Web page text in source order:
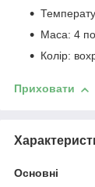
Маса: 4 по
Колір:
Приховати
Основні